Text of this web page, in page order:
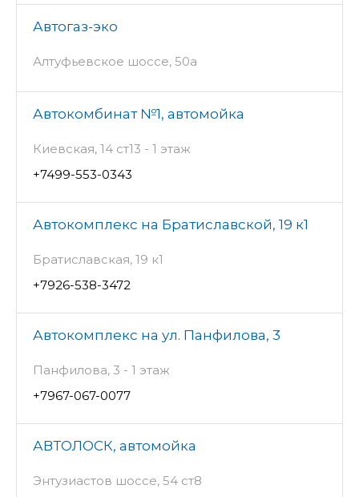
Автогаз-эко
Алтуфьевское шоссе, 50а
Автокомбинат №1, автомойка
Киевская, 14 ст13 - 1 этаж
+7499-553-0343
Автокомплекс на Братиславской, 19 к1
Братиславская, 19 к1
+7926-538-3472
Автокомплекс на ул. Панфилова, 3
Панфилова, 3 - 1 этаж
+7967-067-0077
АВТОЛОСК, автомойка
Энтузиастов шоссе, 54 ст8